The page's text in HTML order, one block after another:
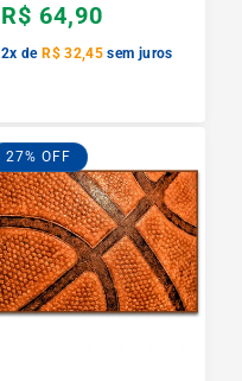
R$ 64,90
2x de R$ 32,45 sem juros
27% OFF